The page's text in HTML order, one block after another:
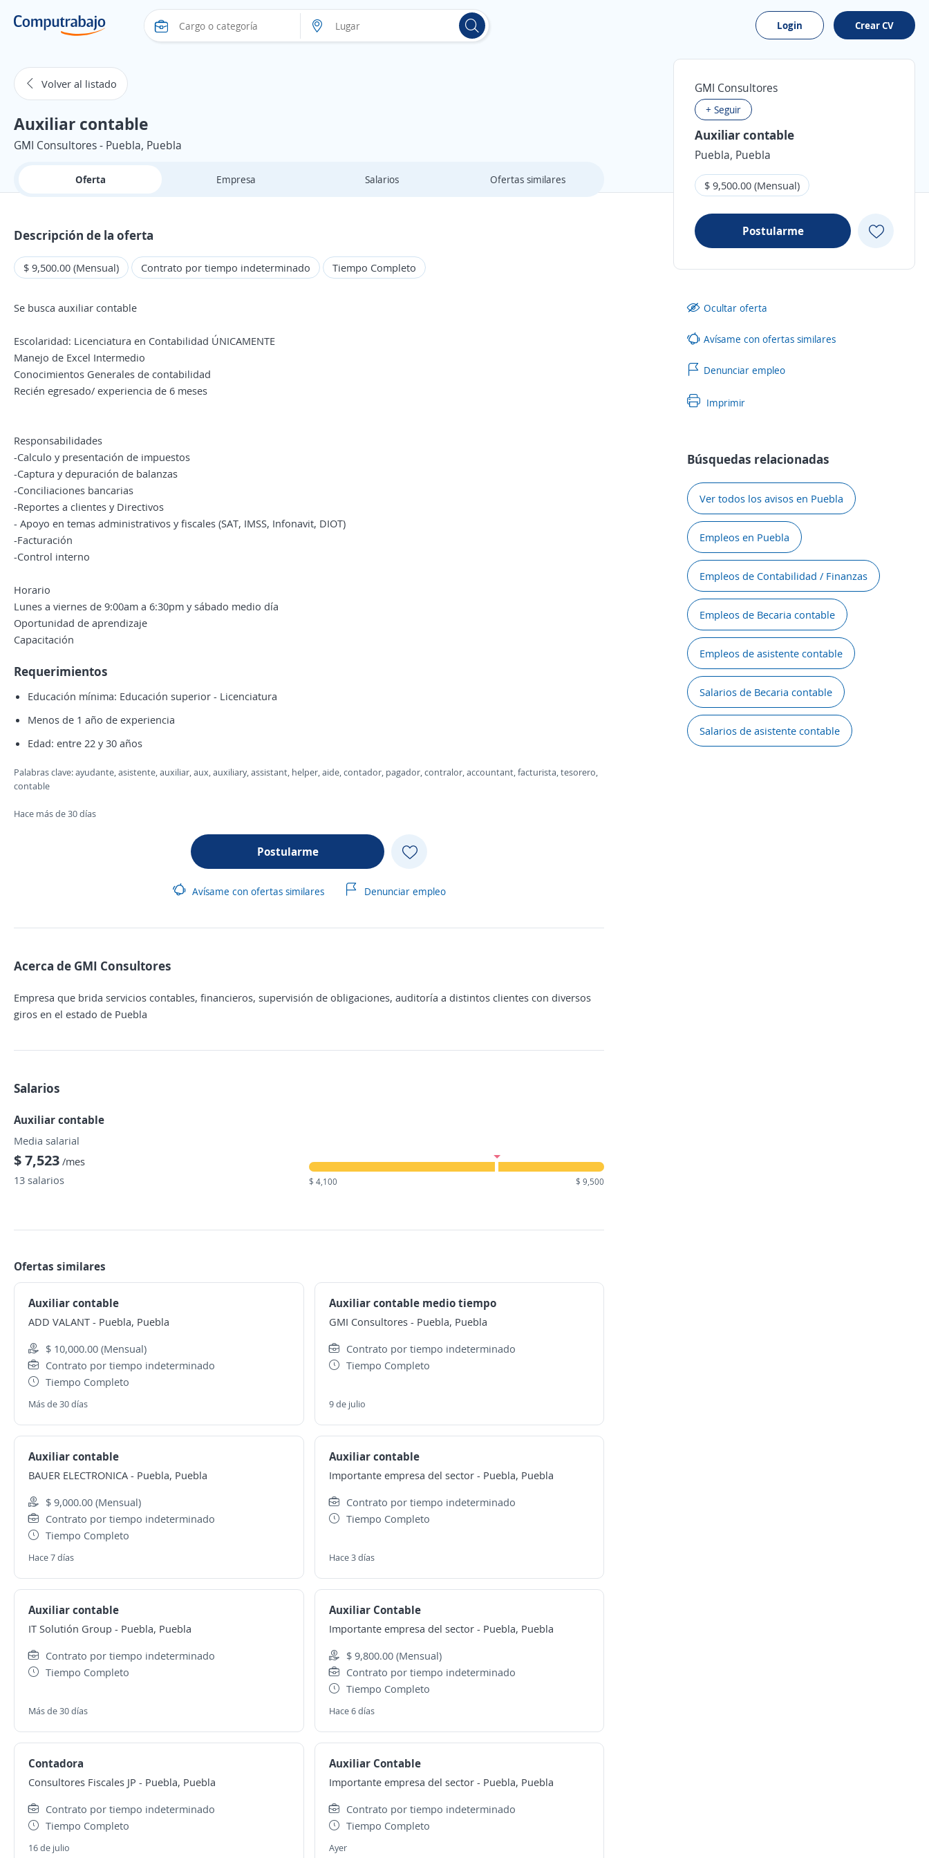
Login Crear CV
Volver al listado
Auxiliar contable
GMI Consultores - Puebla, Puebla
Oferta Empresa Salarios Ofertas similares
Descripción de la oferta
$ 9,500.00 (Mensual) Contrato por tiempo indeterminado Tiempo Completo
Se busca auxiliar contable
Escolaridad: Licenciatura en Contabilidad ÚNICAMENTE
Manejo de Excel Intermedio
Conocimientos Generales de contabilidad
Recién egresado/ experiencia de 6 meses
Responsabilidades
-Calculo y presentación de impuestos
-Captura y depuración de balanzas
-Conciliaciones bancarias
-Reportes a clientes y Directivos
- Apoyo en temas administrativos y fiscales (SAT, IMSS, Infonavit, DIOT)
-Facturación
-Control interno
Horario
Lunes a viernes de 9:00am a 6:30pm y sábado medio día
Oportunidad de aprendizaje
Capacitación
Requerimientos
Educación mínima: Educación superior - Licenciatura
Menos de 1 año de experiencia
Edad: entre 22 y 30 años
Palabras clave: ayudante, asistente, auxiliar, aux, auxiliary, assistant, helper, aide, contador, pagador, contralor, accountant, facturista, tesorero,
contable
Hace más de 30 días
Postularme
Avísame con ofertas similares Denunciar empleo
Acerca de GMI Consultores
Empresa que brida servicios contables, financieros, supervisión de obligaciones, auditoría a distintos clientes con diversos
giros en el estado de Puebla
Salarios
Auxiliar contable
Media salarial
$ 7,523 /mes
13 salarios
$ 4,100 $ 9,500
Ofertas similares
Auxiliar contable
ADD VALANT - Puebla, Puebla
$ 10,000.00 (Mensual)
Contrato por tiempo indeterminado
Tiempo Completo
Más de 30 días
Auxiliar contable medio tiempo
GMI Consultores - Puebla, Puebla
Contrato por tiempo indeterminado
Tiempo Completo
9 de julio
Auxiliar contable
BAUER ELECTRONICA - Puebla, Puebla
$ 9,000.00 (Mensual)
Contrato por tiempo indeterminado
Tiempo Completo
Hace 7 días
Auxiliar contable
Importante empresa del sector - Puebla, Puebla
Contrato por tiempo indeterminado
Tiempo Completo
Hace 3 días
Auxiliar contable
IT Solutión Group - Puebla, Puebla
Contrato por tiempo indeterminado
Tiempo Completo
Más de 30 días
Auxiliar Contable
Importante empresa del sector - Puebla, Puebla
$ 9,800.00 (Mensual)
Contrato por tiempo indeterminado
Tiempo Completo
Hace 6 días
Contadora
Consultores Fiscales JP - Puebla, Puebla
Contrato por tiempo indeterminado
Tiempo Completo
16 de julio
Auxiliar Contable
Importante empresa del sector - Puebla, Puebla
Contrato por tiempo indeterminado
Tiempo Completo
Ayer
GMI Consultores
+ Seguir
Auxiliar contable
Puebla, Puebla
$ 9,500.00 (Mensual)
Postularme
Ocultar oferta
Avísame con ofertas similares
Denunciar empleo
Imprimir
Búsquedas relacionadas
Ver todos los avisos en Puebla
Empleos en Puebla
Empleos de Contabilidad / Finanzas
Empleos de Becaria contable
Empleos de asistente contable
Salarios de Becaria contable
Salarios de asistente contable